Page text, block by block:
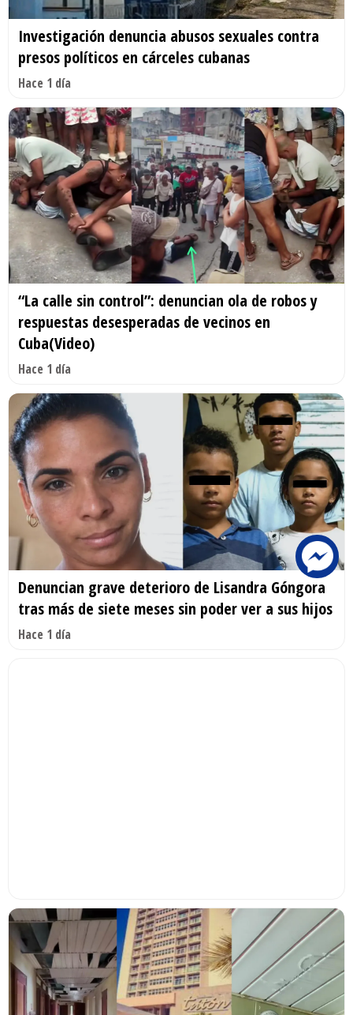
Investigación denuncia abusos sexuales contra
presos políticos en cárceles cubanas
Hace 1 día
“La calle sin control”: denuncian ola de robos y
respuestas desesperadas de vecinos en
Cuba(Video)
Hace 1 día
Denuncian grave deterioro de Lisandra Góngora
tras más de siete meses sin poder ver a sus hijos
Hace 1 día